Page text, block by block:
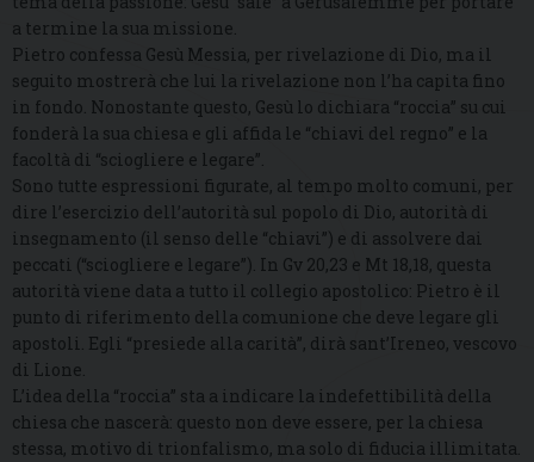
a termine la sua missione.
Pietro confessa Gesù Messia, per rivelazione di Dio, ma il
seguito mostrerà che lui la rivelazione non l’ha capita fino
in fondo. Nonostante questo, Gesù lo dichiara “roccia” su cui
fonderà la sua chiesa e gli affida le “chiavi del regno” e la
facoltà di “sciogliere e legare”.
Sono tutte espressioni figurate, al tempo molto comuni, per
dire l’esercizio dell’autorità sul popolo di Dio, autorità di
insegnamento (il senso delle “chiavi”) e di assolvere dai
peccati (“sciogliere e legare”). In Gv 20,23 e Mt 18,18, questa
autorità viene data a tutto il collegio apostolico: Pietro è il
punto di riferimento della comunione che deve legare gli
apostoli. Egli “presiede alla carità”, dirà sant’Ireneo, vescovo
di Lione.
L’idea della “roccia” sta a indicare la indefettibilità della
chiesa che nascerà: questo non deve essere, per la chiesa
stessa, motivo di trionfalismo, ma solo di fiducia illimitata.